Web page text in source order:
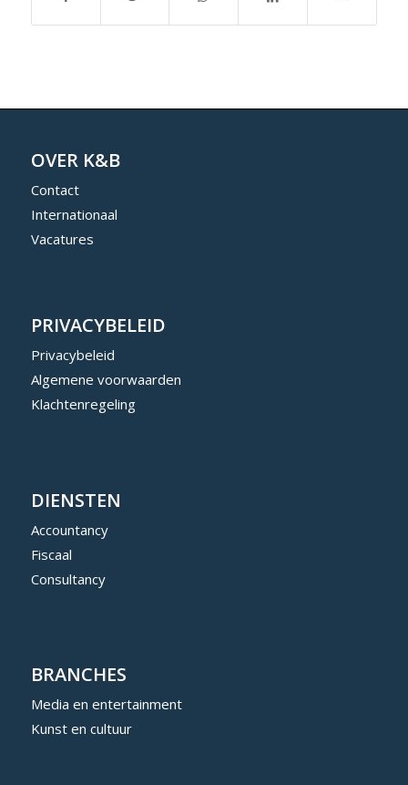
OVER K&B
Contact
Internationaal
Vacatures
PRIVACYBELEID
Privacybeleid
Algemene voorwaarden
Klachtenregeling
DIENSTEN
Accountancy
Fiscaal
Consultancy
BRANCHES
Media en entertainment
Kunst en cultuur